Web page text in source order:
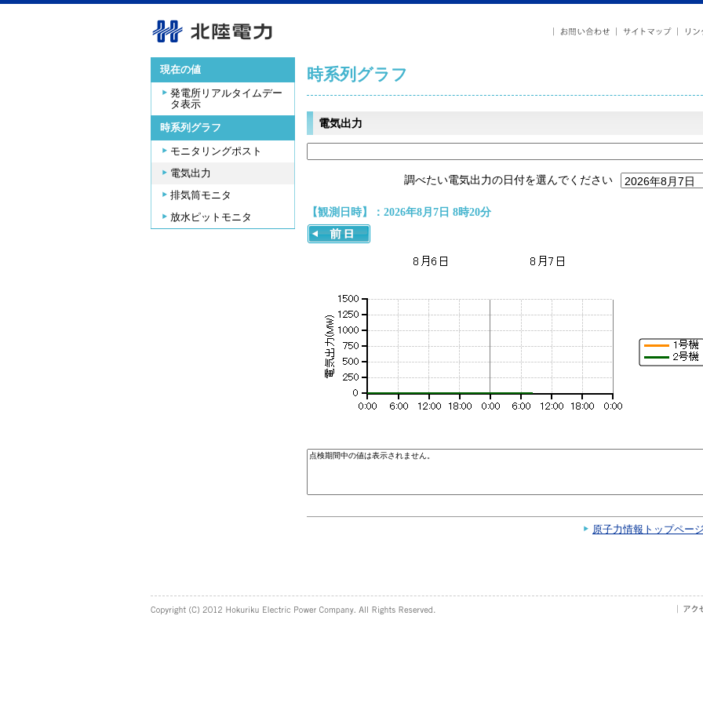
現在の値
発電所リアルタイムデー
タ表示
時系列グラフ
モニタリングポスト
電気出力
排気筒モニタ
放水ピットモニタ
時系列グラフ
電気出力
調べたい電気出力の日付を選んでください
【観測日時】：2026年8月7日 8時20分
原子力情報トップペー